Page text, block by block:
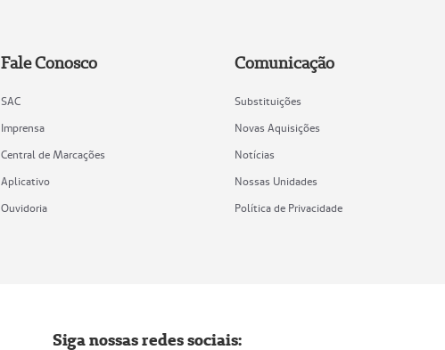
Fale Conosco
SAC
Imprensa
Central de Marcações
Aplicativo
Ouvidoria
Comunicação
Substituições
Novas Aquisições
Notícias
Nossas Unidades
Política de Privacidade
Siga nossas redes sociais: